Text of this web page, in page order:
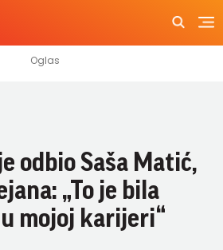
odbio Saša Matić,
„To je bila
mojoj karijeri“